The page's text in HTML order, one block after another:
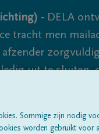
- DELA
tracht men
uit te sluiten,
Sommige zijn nodig
worden gebruikt voor